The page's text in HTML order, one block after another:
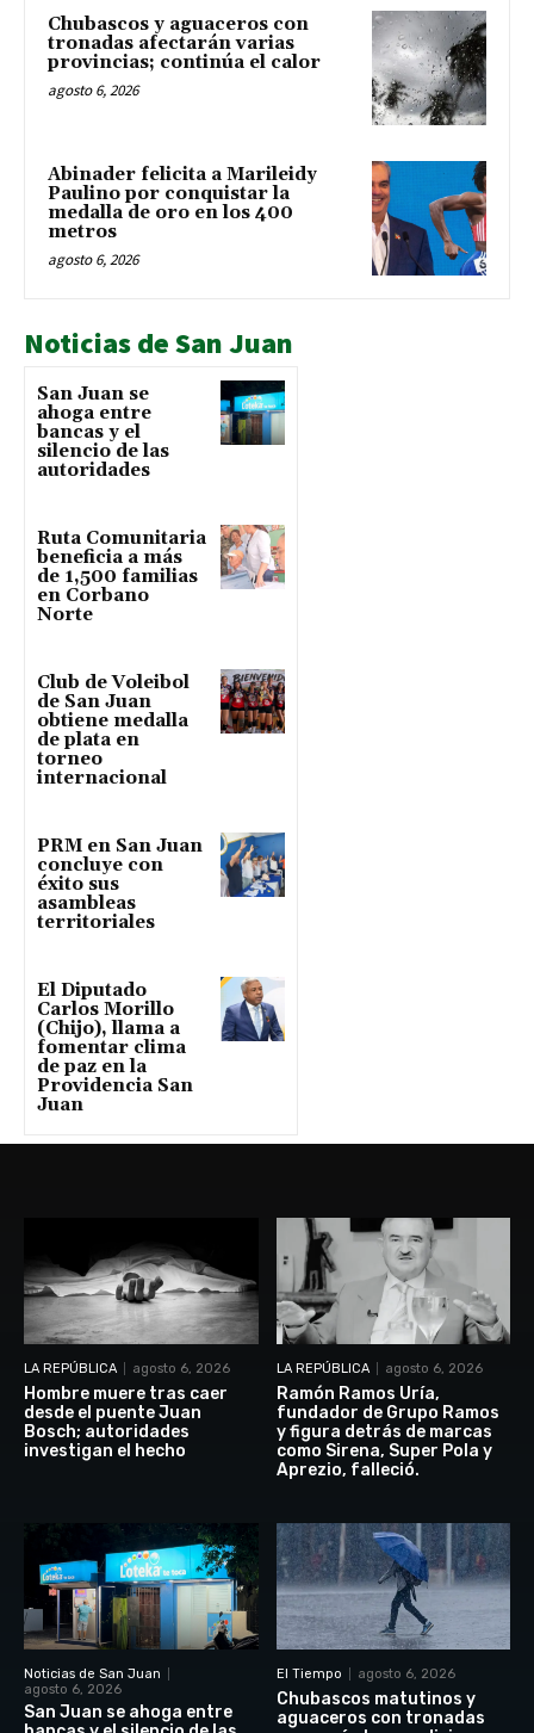
Chubascos y aguaceros con
tronadas afectarán varias
provincias; continúa el calor
agosto 6, 2026
Abinader felicita a Marileidy
Paulino por conquistar la
medalla de oro en los 400
metros
agosto 6, 2026
Noticias de San Juan
San Juan se
ahoga entre
bancas y el
silencio de las
autoridades
Ruta Comunitaria
beneficia a más
de 1,500 familias
en Corbano
Norte
Club de Voleibol
de San Juan
obtiene medalla
de plata en
torneo
internacional
PRM en San Juan
concluye con
éxito sus
asambleas
territoriales
El Diputado
Carlos Morillo
(Chijo), llama a
fomentar clima
de paz en la
Providencia San
Juan
LA REPÚBLICA agosto 6, 2026
Hombre muere tras caer
desde el puente Juan
Bosch; autoridades
investigan el hecho
LA REPÚBLICA agosto 6, 2026
Ramón Ramos Uría,
fundador de Grupo Ramos
y figura detrás de marcas
como Sirena, Super Pola y
Aprezio, falleció.
Noticias de San Juan
agosto 6, 2026
San Juan se ahoga entre
El Tiempo agosto 6, 2026
Chubascos matutinos y
aguaceros con tronadas